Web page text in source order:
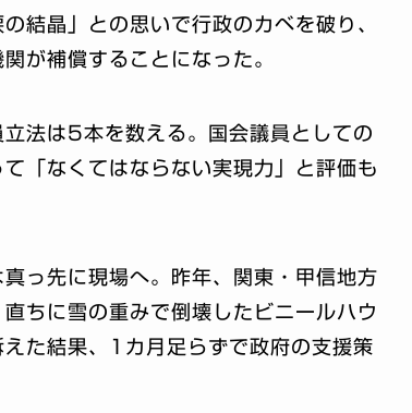
結晶」との思いで行政のカベを破り、
が補償することになった。
法は5本を数える。国会議員としての
「なくてはならない実現力」と評価も
っ先に現場へ。昨年、関東・甲信地方
ちに雪の重みで倒壊したビニールハウ
た結果、1カ月足らずで政府の支援策